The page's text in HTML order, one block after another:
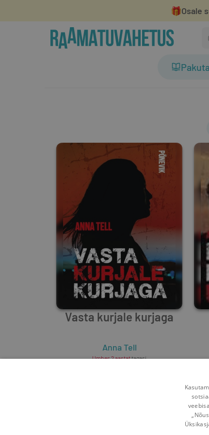
🎁Osale
Vasta kurjale kurjaga
Anna Tell
Umbes 2 aastattagasi